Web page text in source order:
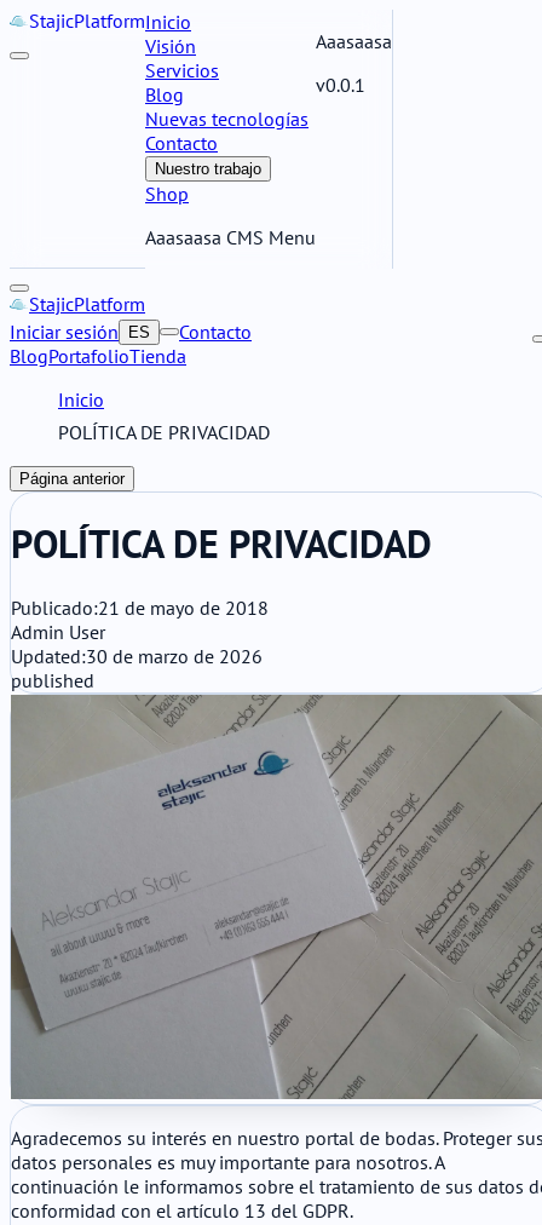
StajicPlatformInicio
Visión
Servicios
Blog
Nuevas tecnologías
Contacto
Nuestro trabajo
Shop
Aaasaasa CMS Menu
Aaasaasa
v0.0.1
StajicPlatform
BlogPortafolioTienda
Iniciar sesión ES Contacto
Inicio
POLÍTICA DE PRIVACIDAD
Página anterior
POLÍTICA DE PRIVACIDAD
Publicado:21 de mayo de 2018
Admin User
Updated:30 de marzo de 2026
published
Agradecemos su interés en nuestro portal de bodas. Proteger
datos personales es muy importante para nosotros. A
continuación le informamos sobre el tratamiento de sus datos
conformidad con el artículo 13 del GDPR.